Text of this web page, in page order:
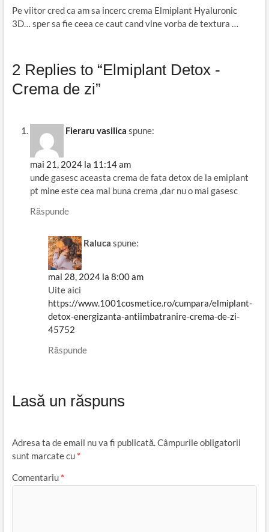
Pe viitor cred ca am sa incerc crema Elmiplant Hyaluronic
3D… sper sa fie ceea ce caut cand vine vorba de textura …
2 Replies to “Elmiplant Detox -
Crema de zi”
Fieraru vasilica spune:
mai 21, 2024 la 11:14 am
unde gasesc aceasta crema de fata detox de la emiplant
pt mine este cea mai buna crema ,dar nu o mai gasesc
Răspunde
Raluca spune:
mai 28, 2024 la 8:00 am
Uite aici
https://www.1001cosmetice.ro/cumpara/elmiplant-
detox-energizanta-antiimbatranire-crema-de-zi-
45752
Răspunde
Lasă un răspuns
Adresa ta de email nu va fi publicată.Câmpurile obligatorii
sunt marcate cu *
Comentariu *